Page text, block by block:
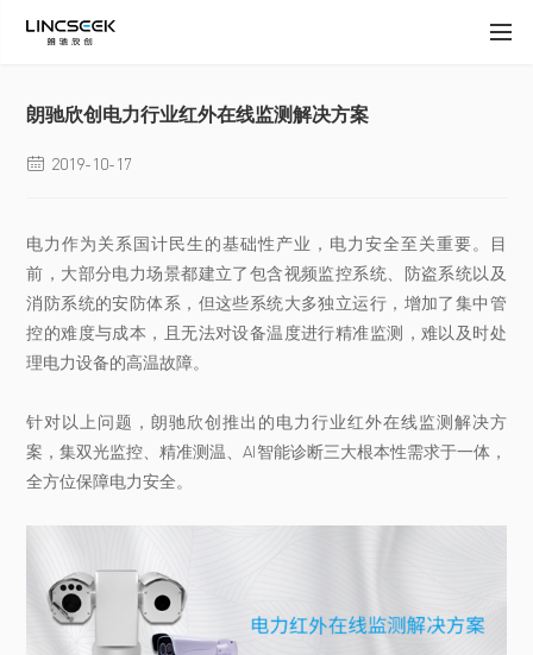
朗驰欣创电力行业红外在线监测解决方案
 2019-10-17
电力作为关系国计民生的基础性产业，电力安全至关重要。目
前，大部分电力场景都建立了包含视频监控系统、防盗系统以及
消防系统的安防体系，但这些系统大多独立运行，增加了集中管
控的难度与成本，且无法对设备温度进行精准监测，难以及时处
理电力设备的高温故障。
针对以上问题，朗驰欣创推出的电力行业红外在线监测解决方
案，集双光监控、精准测温、AI智能诊断三大根本性需求于一体，
全方位保障电力安全。